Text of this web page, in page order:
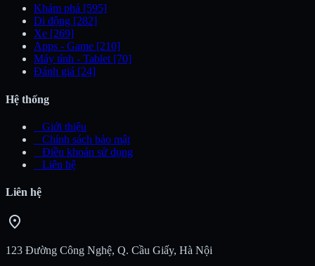
Khám phá [595]
Di động [282]
Xe [269]
Apps - Game [210]
Máy tính - Tablet [70]
Đánh giá [24]
Hệ thống
Giới thiệu
Chính sách bảo mật
Điều khoản sử dụng
Liên hệ
Liên hệ
location_on
123 Đường Công Nghệ, Q. Cầu Giấy, Hà Nội